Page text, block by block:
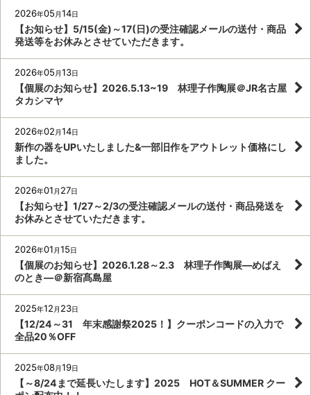
2026年05 月14日
【お知らせ】5/15(金)～17(日)の受注確認メールの送付・商品
発送等をお休みとさせていただきます。
2026年05 月13日
【個展のお知らせ】2026.5.13~19 林理子作陶展＠JR名古屋
タカシマヤ
2026年02 月14日
新作の器をUPいたしました&一部旧作をアウトレット価格にし
ました。
2026年01 月 27日
【お知らせ】1/27～2/3の受注確認メールの送付・商品発送を
お休みとさせていただきます。
2026年01 月15日
【個展のお知らせ】2026.1.28～2.3 林理子作陶展―めばえ
のとき―＠新宿髙島屋
2025年12 月 23日
【12/24～31 年末感謝祭2025！】クーポンコードの入力で
全品20％OFF
2025年08月19日
【～8/24まで延長いたします】2025 HOT＆SUMMER クー